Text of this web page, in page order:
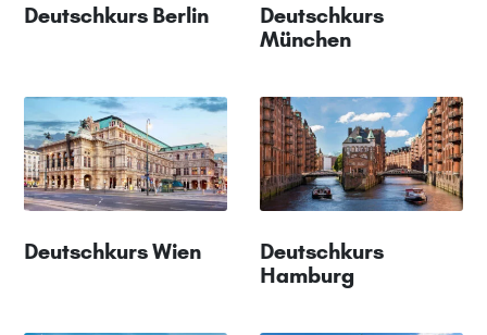
Deutschkurs Berlin
Deutschkurs
München
Deutschkurs Wien
Deutschkurs
Hamburg